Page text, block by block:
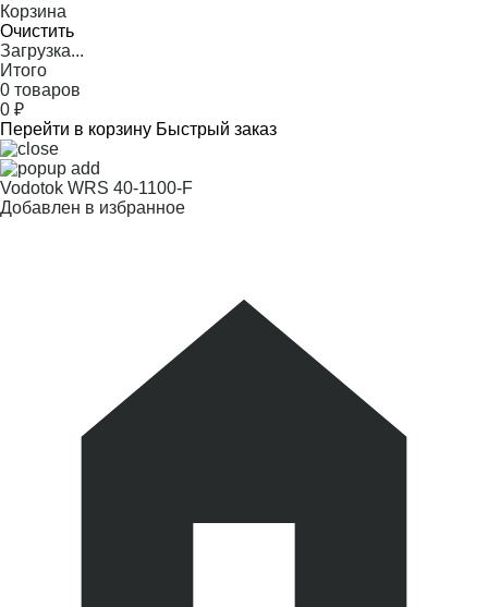
Корзина
Очистить
Загрузка...
Итого
0 товаров
0 ₽
Перейти в корзину Быстрый заказ
Vodotok WRS 40-1100-F
Добавлен в избранное